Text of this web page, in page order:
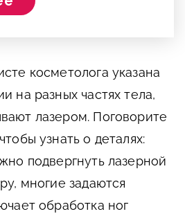
косметолога указана
на разных частях тела,
лазером. Поговорите
узнать о деталях:
подвергнуть лазерной
многие задаются
обработка ног